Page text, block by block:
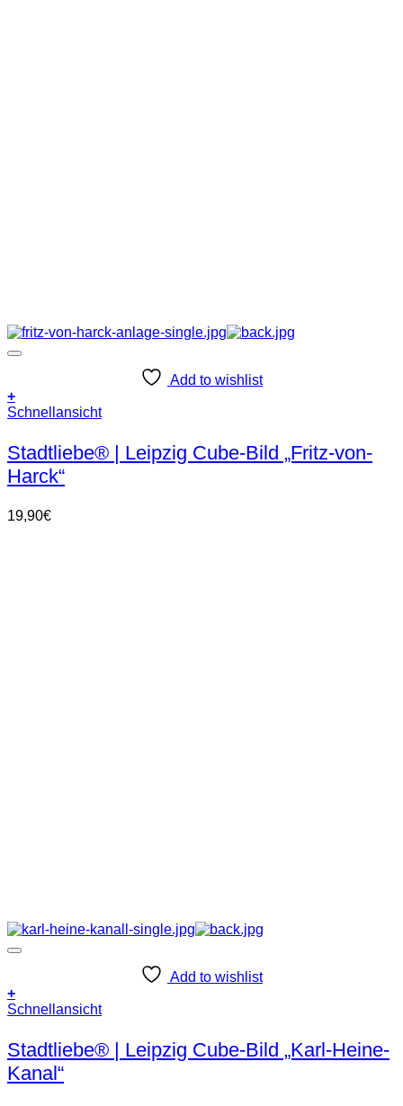
Add to wishlist
+
Schnellansicht
Stadtliebe® | Leipzig Cube-Bild „Fritz-von-
Harck“
19,90€
Add to wishlist
+
Schnellansicht
Stadtliebe® | Leipzig Cube-Bild „Karl-Heine-
Kanal“